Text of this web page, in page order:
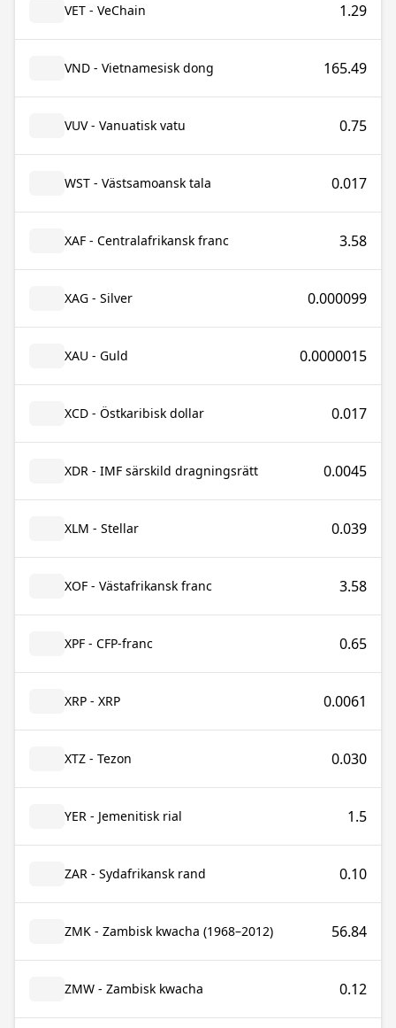
VET - VeChain 1.29
VND - Vietnamesisk dong 165.49
VUV - Vanuatisk vatu 0.75
WST - Västsamoansk tala 0.017
XAF - Centralafrikansk franc 3.58
XAG - Silver 0.000099
XAU - Guld 0.0000015
XCD - Östkaribisk dollar 0.017
XDR - IMF särskild dragningsrätt 0.0045
XLM - Stellar 0.039
XOF - Västafrikansk franc 3.58
XPF - CFP-franc 0.65
XRP - XRP 0.0061
XTZ - Tezon 0.030
YER - Jemenitisk rial 1.5
ZAR - Sydafrikansk rand 0.10
ZMK - Zambisk kwacha (1968–2012) 56.84
ZMW - Zambisk kwacha 0.12